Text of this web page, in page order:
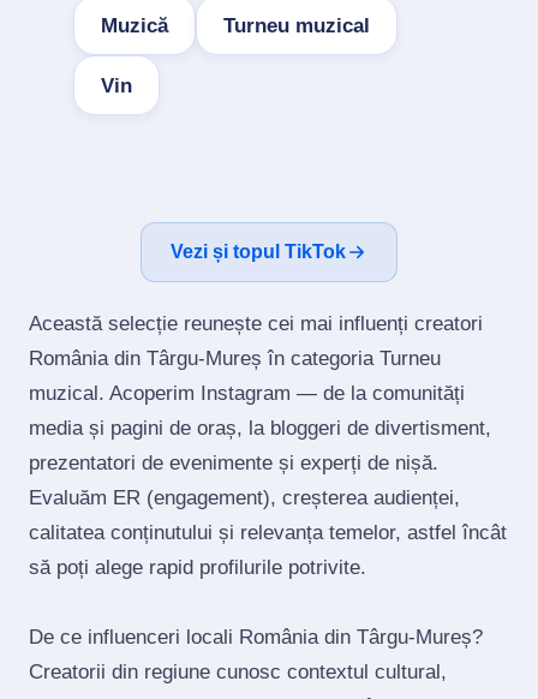
Muzică Turneu muzical
Vin
Vezi și topul TikTok
Această selecție reunește cei mai influenți creatori
România din Târgu-Mureș în categoria Turneu
muzical. Acoperim Instagram — de la comunități
media și pagini de oraș, la bloggeri de divertisment,
prezentatori de evenimente și experți de nișă.
Evaluăm ER (engagement), creșterea audienței,
calitatea conținutului și relevanța temelor, astfel încât
să poți alege rapid profilurile potrivite.
De ce influenceri locali România din Târgu-Mureș?
Creatorii din regiune cunosc contextul cultural,